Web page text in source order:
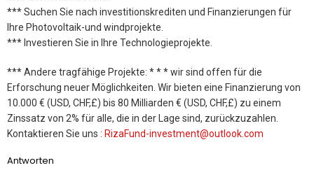
*** Suchen Sie nach investitionskrediten und Finanzierungen für
Ihre Photovoltaik-und windprojekte.
*** Investieren Sie in Ihre Technologieprojekte.
*** Andere tragfähige Projekte: * * * wir sind offen für die
Erforschung neuer Möglichkeiten. Wir bieten eine Finanzierung von
10.000 € (USD, CHF,£) bis 80 Milliarden € (USD, CHF,£) zu einem
Zinssatz von 2% für alle, die in der Lage sind, zurückzuzahlen.
Kontaktieren Sie uns : RizaFund-investment@outlook.com
Antworten